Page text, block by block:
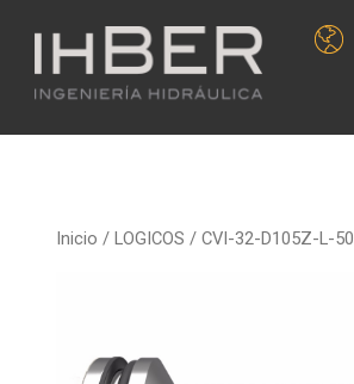
Inicio /LOGICOS / CVI-32-D105Z-L-50